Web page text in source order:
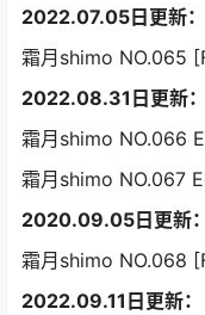
2022.07.05日更新：
霜月shimo NO.065
2022.08.31日更新：
霜月shimo NO.066
霜月shimo NO.067
2020.09.05日更新：
霜月shimo NO.068
2022.09.11日更新：